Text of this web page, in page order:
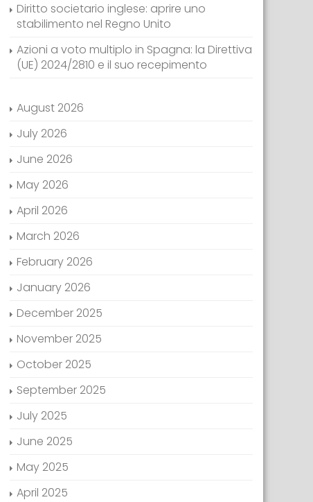
Diritto societario inglese: aprire uno
stabilimento nel Regno Unito
Azioni a voto multiplo in Spagna: la Direttiva
(UE) 2024/2810 e il suo recepimento
August 2026
July 2026
June 2026
May 2026
April 2026
March 2026
February 2026
January 2026
December 2025
November 2025
October 2025
September 2025
July 2025
June 2025
May 2025
April 2025